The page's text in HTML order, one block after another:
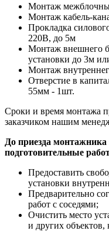
Монтаж
Монтаж кабель-
Прокладка
220В, до 5м
Монтаж внешнего
установки до 3м
Монтаж
Отверстие в
55мм - 1шт.
Сроки и время монтажа
заказчиком нашим
До приезда монтажника
подготовительные
Предоставить
установки
Предварительно
работ с соседями;
Очистить место
и других